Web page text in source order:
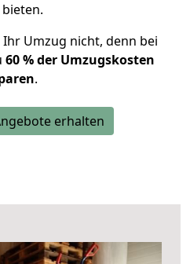
Umzug nicht, denn bei
60 % der Umzugskosten
.
erhalten